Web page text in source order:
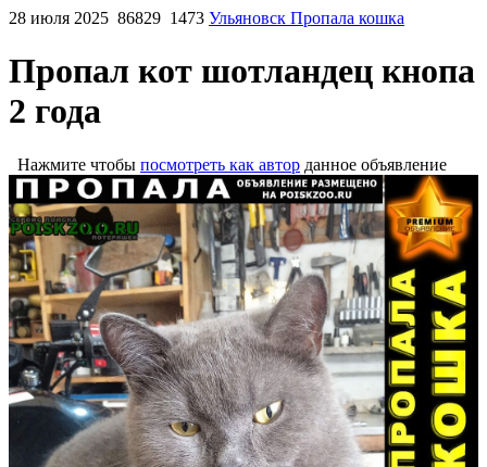
28 июля 2025 86829 1473 Ульяновск Пропала кошка
Пропал кот шотландец кнопа
2 года
Нажмите чтобы посмотреть как автор данное объявление